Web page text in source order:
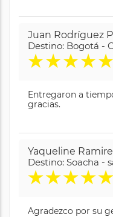
Juan Rodríguez
Destino: Bogotá -
★★★★★
Entregaron a
gracias.
Yaqueline
Destino: Soacha -
★★★★★
Agradezco por su